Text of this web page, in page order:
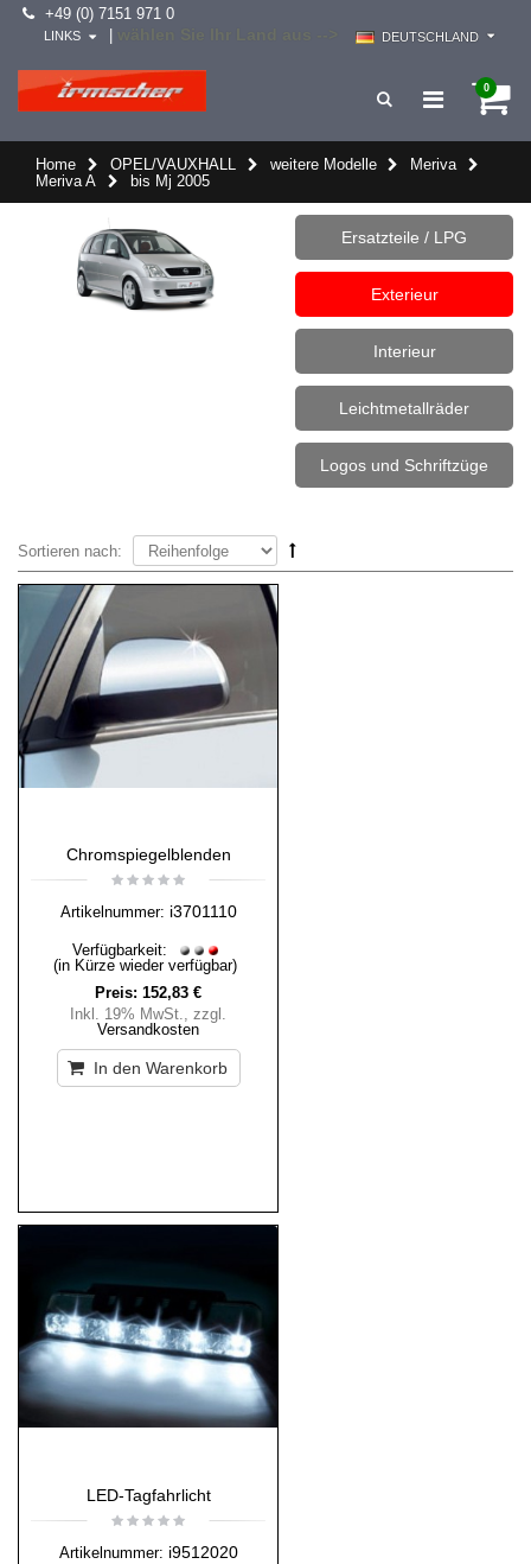
+49 (0) 7151 971 0
DEUTSCHLAND
LINKS
0
Home OPEL/VAUXHALL weitere Modelle
Meriva
Meriva A
bis Mj 2005
Ersatzteile / LPG
Exterieur
Interieur
Leichtmetallräder
Logos und Schriftzüge
Sortieren nach:
Chromspiegelblenden
Artikelnummer: i3701110
Verfügbarkeit:
(in Kürze wieder verfügbar)
Preis: 152,83 €
Inkl. 19% MwSt., zzgl.
Versandkosten
In den Warenkorb
LED-Tagfahrlicht
Artikelnummer: i9512020